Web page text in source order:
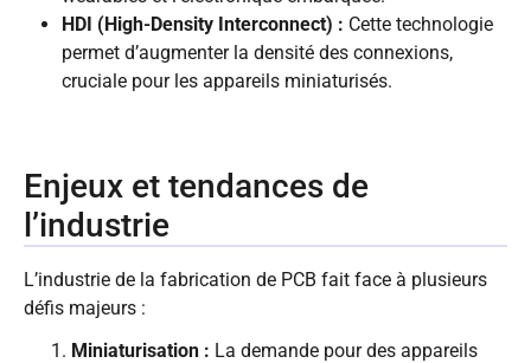
HDI (High-Density Interconnect) : Cette technologie
permet d’augmenter la densité des connexions,
cruciale pour les appareils miniaturisés.
Enjeux et tendances de
l’industrie
L’industrie de la fabrication de PCB fait face à plusieurs
défis majeurs :
Miniaturisation : La demande pour des appareils